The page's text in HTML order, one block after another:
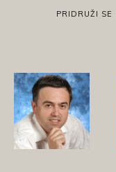
PRIDRUŽI